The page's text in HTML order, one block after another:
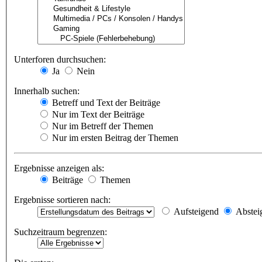
Unterforen durchsuchen:
Ja
Nein
Innerhalb suchen:
Betreff und Text der Beiträge
Nur im Text der Beiträge
Nur im Betreff der Themen
Nur im ersten Beitrag der Themen
Ergebnisse anzeigen als:
Beiträge
Themen
Ergebnisse sortieren nach:
Aufsteigend
Suchzeitraum begrenzen: